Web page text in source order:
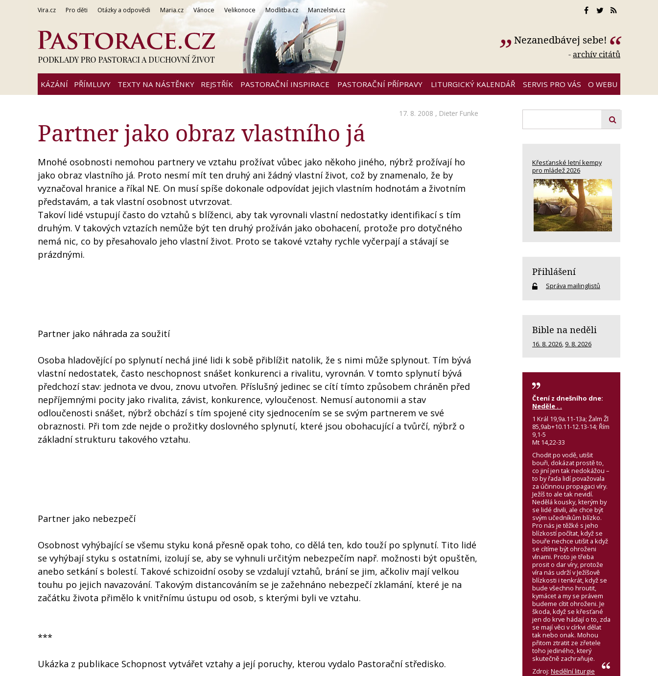
Vira.cz Pro děti Otázky a odpovědi Maria.cz Vánoce Velikonoce Modlitba.cz Manzelstvi.cz
Nezanedbávej sebe!
-archív citátů
KÁZÁNÍ PŘÍMLUVY TEXTY NA NÁSTĚNKY REJSTŘÍK PASTORAČNÍ INSPIRACE PASTORAČNÍ PŘÍPRAVY LITURGICKÝ KALENDÁŘ SERVIS PRO VÁS O WEBU
17. 8. 2008 , Dieter Funke
Partner jako obraz vlastního já
Mnohé osobnosti nemohou partnery ve vztahu prožívat vůbec jako někoho jiného, nýbrž prožívají ho
jako obraz vlastního já. Proto nesmí mít ten druhý ani žádný vlastní život, což by znamenalo, že by
vyznačoval hranice a říkal NE. On musí spíše dokonale odpovídat jejich vlastním hodnotám a životním
představám, a tak vlastní osobnost utvrzovat.
Takoví lidé vstupují často do vztahů s blíženci, aby tak vyrovnali vlastní nedostatky identifikací s tím
druhým. V takových vztazích nemůže být ten druhý prožíván jako obohacení, protože pro dotyčného
nemá nic, co by přesahovalo jeho vlastní život. Proto se takové vztahy rychle vyčerpají a stávají se
prázdnými.
Partner jako náhrada za soužití
Osoba hladovějící po splynutí nechá jiné lidi k sobě přiblížit natolik, že s nimi může splynout. Tím bývá
vlastní nedostatek, často neschopnost snášet konkurenci a rivalitu, vyrovnán. V tomto splynutí bývá
předchozí stav: jednota ve dvou, znovu utvořen. Příslušný jedinec se cítí tímto způsobem chráněn před
nepříjemnými pocity jako rivalita, závist, konkurence, vyloučenost. Nemusí autonomii a stav
odloučenosti snášet, nýbrž obchází s tím spojené city sjednocením se se svým partnerem ve své
obraznosti. Při tom zde nejde o prožitky doslovného splynutí, které jsou obohacující a tvůrčí, nýbrž o
základní strukturu takového vztahu.
Partner jako nebezpečí
Osobnost vyhýbající se všemu styku koná přesně opak toho, co dělá ten, kdo touží po splynutí. Tito lidé
se vyhýbají styku s ostatními, izolují se, aby se vyhnuli určitým nebezpečím např. možnosti být opuštěn,
anebo setkání s bolestí. Takové schizoidní osoby se vzdalují vztahů, brání se jim, ačkoliv mají velkou
touhu po jejich navazování. Takovým distancováním se je zažehnáno nebezpečí zklamání, které je na
začátku života přimělo k vnitřnímu ústupu od osob, s kterými byli ve vztahu.
***
Ukázka z publikace Schopnost vytvářet vztahy a její poruchy, kterou vydalo Pastorační středisko.
Křesťanské letní kempy
pro mládež 2026
Přihlášení
Správa mailinglistů
Bible na neděli
16. 8. 2026 9. 8. 2026
Čtení z dnešního dne:
Neděle . .
1 Král 19,9a.11-13a; Žalm Žl
85,9ab+10.11-12.13-14; Řím
9,1-5
Mt 14,22-33
Chodit po vodě, utišit
bouři, dokázat prostě to,
co jiní jen tak nedokážou –
to by řada lidí považovala
za účinnou propagaci víry.
Ježíš to ale tak nevidí.
Nedělá kousky, kterým by
se lidé divili, ale chce být
svým učedníkům blízko.
Pro nás je těžké s jeho
blízkostí počítat, když se
bouře nechce utišit a když
se cítíme být ohroženi
vlnami. Proto je třeba
prosit o dar víry, protože
víra nás udrží v Ježíšově
blízkosti i tenkrát, když se
bude všechno hroutit,
kymácet a my se právem
budeme cítit ohroženi. Je
škoda, když se křesťané
jen do krve hádají o to, zda
se mají věci v církvi dělat
tak nebo onak. Mohou
přitom ztratit ze zřetele
toho jediného, který
skutečně zachraňuje.
Zdroj: Nedělní liturgie